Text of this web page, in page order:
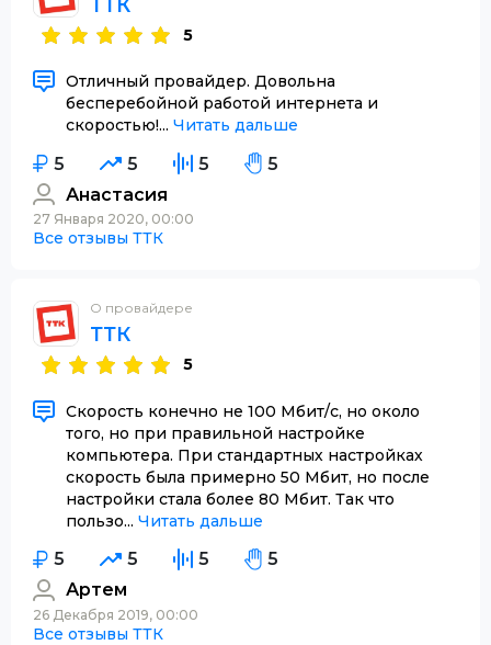
ТТК
5
Отличный провайдер. Довольна
бесперебойной работой интернета и
скоростью!... Читать дальше
5 5 5
5
Анастасия
27 Января 2020, 00:00
Все отзывы ТТК
О провайдере
ТТК
5
Скорость конечно не 100 Мбит/с, но около
того, но при правильной настройке
компьютера. При стандартных настройках
скорость была примерно 50 Мбит, но после
настройки стала более 80 Мбит. Так что
пользо... Читать дальше
5 5 5
5
Артем
26 Декабря 2019, 00:00
Все отзывы ТТК